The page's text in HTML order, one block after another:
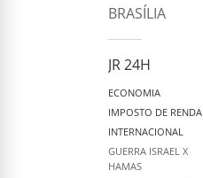
BRASÍLIA
JR 24H
ECONOMIA
IMPOSTO DE RENDA
INTERNACIONAL
GUERRA ISRAEL X
HAMAS